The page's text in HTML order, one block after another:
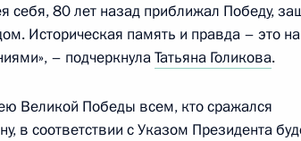
наблюдательного совета АНО
себя, 80 лет назад приближал Победу,
Историческая память и правда – это
– подчеркнулаТатьяна Голикова.
Великой Победы всем, кто сражался
в соответствии с Указом Президента